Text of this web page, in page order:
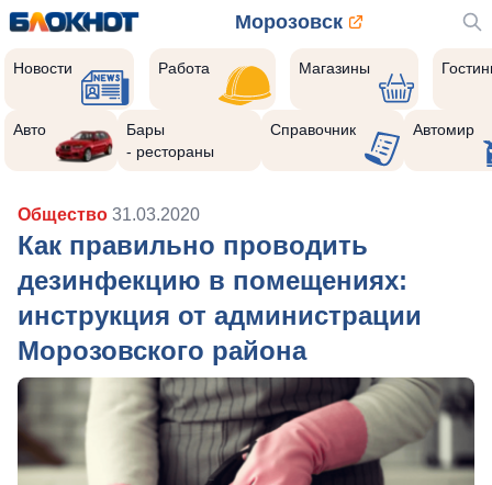
Морозовск
Новости Работа Магазины
Авто
Бары
- рестораны
Справочник Автомир
Общество 31.03.2020
Как правильно проводить
дезинфекцию в помещениях:
инструкция от администрации
Морозовского района